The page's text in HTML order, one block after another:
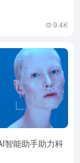
9.4K
智能助手助力科